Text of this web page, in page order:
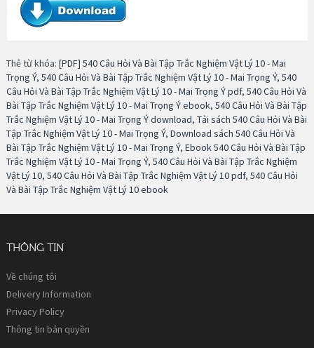
Thẻ từ khóa: [PDF] 540 Câu Hỏi Và Bài Tập Trắc Nghiệm Vật Lý 10 - Mai
Trọng Ý, 540 Câu Hỏi Và Bài Tập Trắc Nghiệm Vật Lý 10 - Mai Trọng Ý, 540
Câu Hỏi Và Bài Tập Trắc Nghiệm Vật Lý 10 - Mai Trọng Ý pdf, 540 Câu Hỏi Và
Bài Tập Trắc Nghiệm Vật Lý 10 - Mai Trọng Ý ebook, 540 Câu Hỏi Và Bài Tập
Trắc Nghiệm Vật Lý 10 - Mai Trọng Ý download, Tải sách 540 Câu Hỏi Và Bài
Tập Trắc Nghiệm Vật Lý 10 - Mai Trọng Ý, Download sách 540 Câu Hỏi Và
Bài Tập Trắc Nghiệm Vật Lý 10 - Mai Trọng Ý, Ebook 540 Câu Hỏi Và Bài Tập
Trắc Nghiệm Vật Lý 10 - Mai Trọng Ý, 540 Câu Hỏi Và Bài Tập Trắc Nghiệm
Vật Lý 10, 540 Câu Hỏi Và Bài Tập Trắc Nghiệm Vật Lý 10 pdf, 540 Câu Hỏi
Và Bài Tập Trắc Nghiệm Vật Lý 10 ebook
THÔNG TIN
Về chúng tôi
Delivery Information
Privacy Policy
Thông tin bản quyền